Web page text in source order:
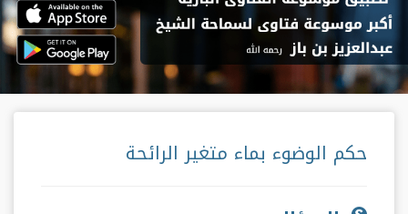
حكم الوضوء بماء متغير الرائحة